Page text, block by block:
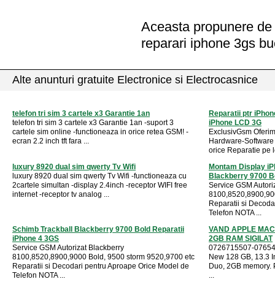
Aceasta propunere
reparari iphone 3gs
Alte anunturi gratuite Electronice si Electrocasnice
telefon tri sim 3 cartele x3 Garantie 1an
telefon tri sim 3 cartele x3 Garantie 1an -suport 3
cartele sim online -functioneaza in orice retea GSM! -
ecran 2.2 inch tft fara ...
Reparatii ptr
iPhone LCD 3G
ExclusivGsm
Hardware-
orice Reparatie pe
luxury 8920 dual sim qwerty Tv Wifi
luxury 8920 dual sim qwerty Tv Wifi -functioneaza cu
2cartele simultan -display 2.4inch -receptor WIFI free
internet -receptor tv analog ...
Montam Display
Blackberry 9700
Service GSM
Reparatii si
Telefon NOTA ...
Schimb Trackball Blackberry 9700 Bold Reparatii
iPhone 4 3GS
Service GSM Autorizat Blackberry
8100,8520,8900,9000 Bold, 9500 storm 9520,9700 etc
Reparatii si Decodari pentru Aproape Orice Model de
Telefon NOTA ...
VAND APPLE
2GB RAM SIGILAT
0726715507-
New 128 GB, 13.3
Duo, 2GB memory.
...